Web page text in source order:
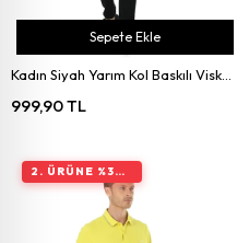
999,90 TL
Sepete Ekle
2. ÜRÜNE %30 İNDIRIM